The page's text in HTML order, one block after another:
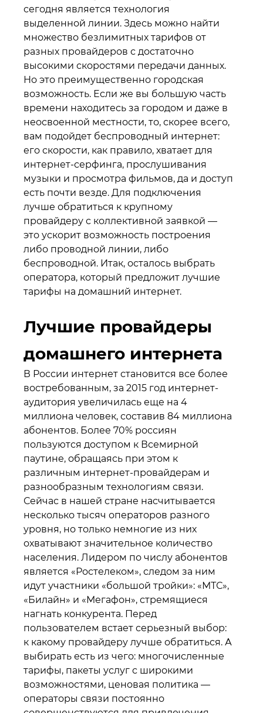
сегодня является технология
выделенной линии. Здесь можно найти
множество безлимитных тарифов от
разных провайдеров с достаточно
высокими скоростями передачи данных.
Но это преимущественно городская
возможность. Если же вы большую часть
времени находитесь за городом и даже в
неосвоенной местности, то, скорее всего,
вам подойдет беспроводный интернет:
его скорости, как правило, хватает для
интернет-серфинга, прослушивания
музыки и просмотра фильмов, да и доступ
есть почти везде. Для подключения
лучше обратиться к крупному
провайдеру с коллективной заявкой —
это ускорит возможность построения
либо проводной линии, либо
беспроводной. Итак, осталось выбрать
оператора, который предложит лучшие
тарифы на домашний интернет.
Лучшие провайдеры
домашнего интернета
В России интернет становится все более
востребованным, за 2015 год интернет-
аудитория увеличилась еще на 4
миллиона человек, составив 84 миллиона
абонентов. Более 70% россиян
пользуются доступом к Всемирной
паутине, обращаясь при этом к
различным интернет-провайдерам и
разнообразным технологиям связи.
Сейчас в нашей стране насчитывается
несколько тысяч операторов разного
уровня, но только немногие из них
охватывают значительное количество
населения. Лидером по числу абонентов
является «Ростелеком», следом за ним
идут участники «большой тройки»: «МТС»,
«Билайн» и «Мегафон», стремящиеся
нагнать конкурента. Перед
пользователем встает серьезный выбор:
к какому провайдеру лучше обратиться. А
выбирать есть из чего: многочисленные
тарифы, пакеты услуг с широкими
возможностями, ценовая политика —
операторы связи постоянно